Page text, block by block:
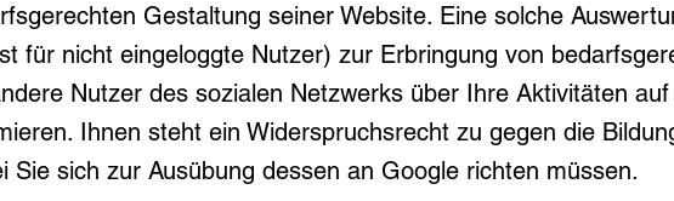
Gestaltung seiner Website. Eine solche
für nicht eingeloggte Nutzer) zur Erbringung von
Nutzer des sozialen Netzwerks über Ihre Aktivitäten
Ihnen steht ein Widerspruchsrecht zu gegen die
Sie sich zur Ausübung dessen an Google richten müssen.